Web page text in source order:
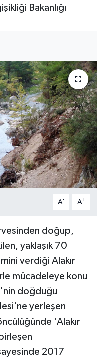
Bakanlığı
A- A+
doğup,
yaklaşık 70
verdiği Alakır
mücadeleye konu
doğduğu
yerleşen
'Alakır
2017